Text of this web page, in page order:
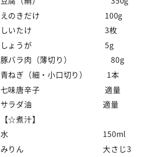
えのきだけ 100g
しいたけ 3枚
しょうが 5g
豚バラ肉（薄切り） 80g
青ねぎ（細・小口切り） 1本
七味唐辛子 適量
サラダ油 適量
【☆煮汁】
水 150ml
みりん 大さじ3